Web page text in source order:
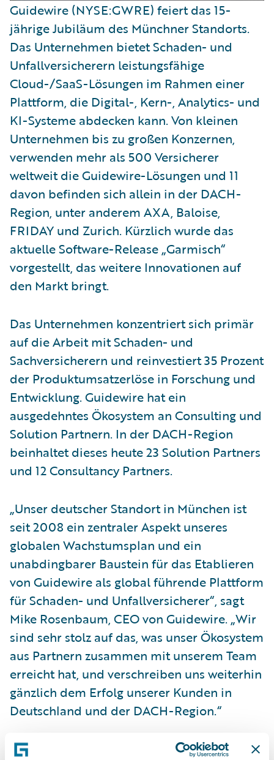
Guidewire (NYSE:GWRE) feiert das 15-
jährige Jubiläum des Münchner Standorts.
Das Unternehmen bietet Schaden- und
Unfallversicherern leistungsfähige
Cloud-/SaaS-Lösungen im Rahmen einer
Plattform, die Digital-, Kern-, Analytics- und
KI-Systeme abdecken kann. Von kleinen
Unternehmen bis zu großen Konzernen,
verwenden mehr als 500 Versicherer
weltweit die Guidewire-Lösungen und 11
davon befinden sich allein in der DACH-
Region, unter anderem AXA, Baloise,
FRIDAY und Zurich. Kürzlich wurde das
aktuelle Software-Release „Garmisch“
vorgestellt, das weitere Innovationen auf
den Markt bringt.
Das Unternehmen konzentriert sich primär
auf die Arbeit mit Schaden- und
Sachversicherern und reinvestiert 35 Prozent
der Produktumsatzerlöse in Forschung und
Entwicklung. Guidewire hat ein
ausgedehntes Ökosystem an Consulting und
Solution Partnern. In der DACH-Region
beinhaltet dieses heute 23 Solution Partners
und 12 Consultancy Partners.
„Unser deutscher Standort in München ist
seit 2008 ein zentraler Aspekt unseres
globalen Wachstumsplan und ein
unabdingbarer Baustein für das Etablieren
von Guidewire als global führende Plattform
für Schaden- und Unfallversicherer“, sagt
Mike Rosenbaum, CEO von Guidewire. „Wir
sind sehr stolz auf das, was unser Ökosystem
aus Partnern zusammen mit unserem Team
erreicht hat, und verschreiben uns weiterhin
gänzlich dem Erfolg unserer Kunden in
Deutschland und der DACH-Region.“
Die Lösungen von Guidewire sind darauf